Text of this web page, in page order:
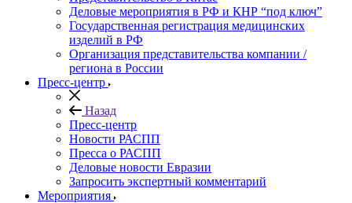
Деловые мероприятия в РФ и КНР “под ключ”
Государственная регистрация медицинских
изделий в РФ
Организация представительства компании /
региона в России
Пресс-центр
Назад
Пресс-центр
Новости РАСПП
Пресса о РАСПП
Деловые новости Евразии
Запросить экспертный комментарий
Мероприятия